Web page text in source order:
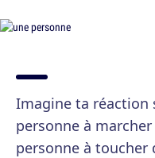
Imagine ta réaction
personne à
personne à toucher